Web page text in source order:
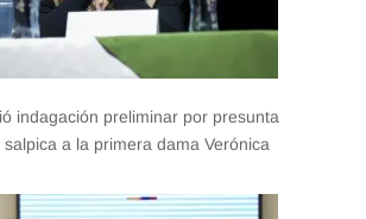
indagación preliminar por presunta
a la primera dama Verónica